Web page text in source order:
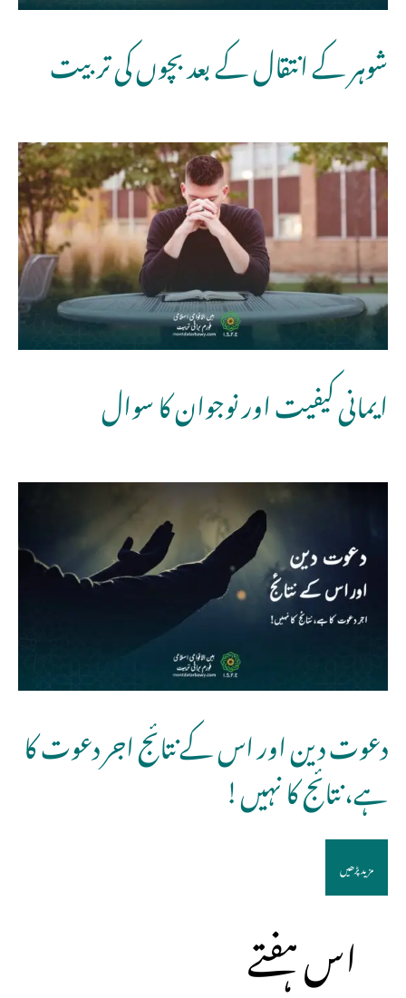
شوہر کے انتقال کے بعد بچوں کی تربیت
ایمانی کیفیت اور نوجوان کا سوال
دعوت دین اور اس کے نتائج اجر دعوت کا
ہے، نتائج کا نہیں!
مزید پڑھیں
اس ہفتے